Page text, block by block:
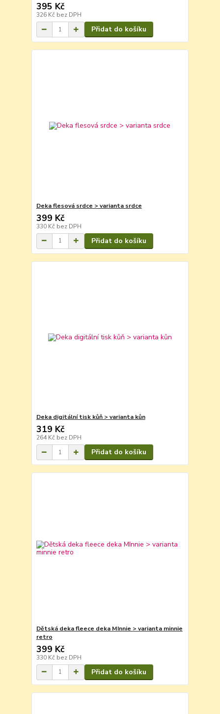
395 Kč
326 Kč bez DPH
Přidat do košíku
Deka flesová srdce > varianta srdce
399 Kč
330 Kč bez DPH
Přidat do košíku
Deka digitální tisk kůň > varianta kůn
319 Kč
264 Kč bez DPH
Přidat do košíku
Dětská deka fleece deka MInnie > varianta minnie
retro
399 Kč
330 Kč bez DPH
Přidat do košíku